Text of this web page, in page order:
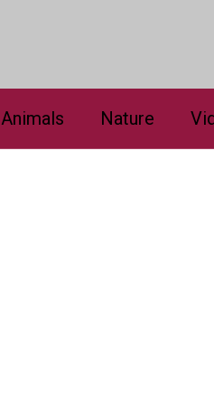
Animals Nature